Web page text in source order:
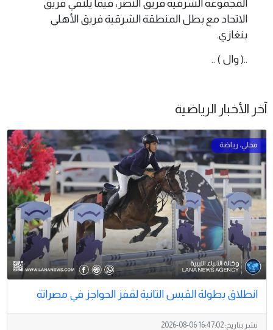
المجموعة الشرقية فريق النصر، فيما يلتقي فريق
الاتحاد مع بطل المنطقة الشرقية فريق الأهلي
بنغازي.
..( وال ) ..
آخر الأخبار الرياضية
انطلاق بطولة القبس الثانية لقفز الحواجز في مصراتة
نشر بتاريخ:2026-08-06 16:47:02